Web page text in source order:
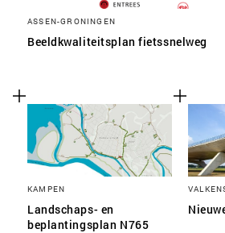
ASSEN-GRONINGEN
Beeldkwaliteitsplan fietssnelweg
KAMPEN
Landschaps- en
beplantingsplan N765